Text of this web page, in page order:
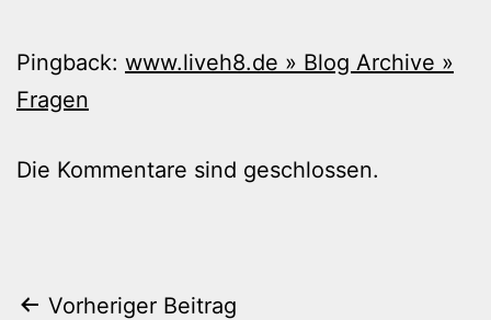
Pingback: www.liveh8.de » Blog Archive »
Fragen
Die Kommentare sind geschlossen.
Vorheriger Beitrag